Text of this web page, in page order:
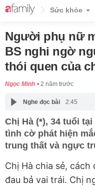
Sức khỏe
Người phụ nữ
BS nghi ngờ
thói quen của
Ngọc Minh 2 năm trước
Nghe đọc bài 2:45
Chị Hà (*), 34 tuổi
tình cờ phát hiện
trung thất và ngực
Chị Hà chia sẻ, cách
đau bả vai trái. Chị